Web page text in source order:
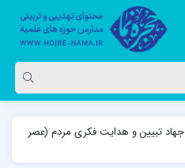
جهاد تبیین و هدایت فکری مردم (عصر